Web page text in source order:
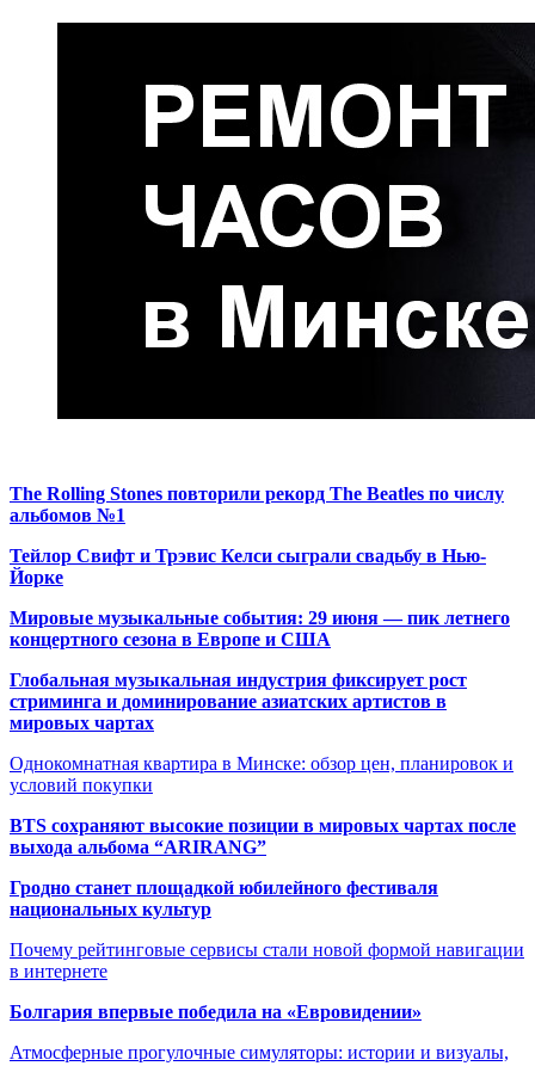
The Rolling Stones повторили рекорд The Beatles по числу
альбомов №1
Тейлор Свифт и Трэвис Келси сыграли свадьбу в Нью-
Йорке
Мировые музыкальные события: 29 июня — пик летнего
концертного сезона в Европе и США
Глобальная музыкальная индустрия фиксирует рост
стриминга и доминирование азиатских артистов в
мировых чартах
Однокомнатная квартира в Минске: обзор цен, планировок и
условий покупки
BTS сохраняют высокие позиции в мировых чартах после
выхода альбома “ARIRANG”
Гродно станет площадкой юбилейного фестиваля
национальных культур
Почему рейтинговые сервисы стали новой формой навигации
в интернете
Болгария впервые победила на «Евровидении»
Атмосферные прогулочные симуляторы: истории и визуалы,